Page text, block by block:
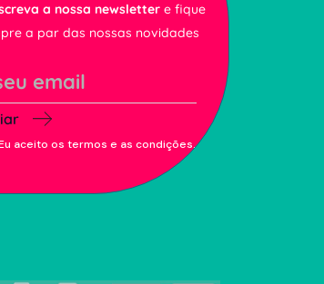
a nossa newsletter e fique
a par das nossas novidades
aceito os termos e as condições.